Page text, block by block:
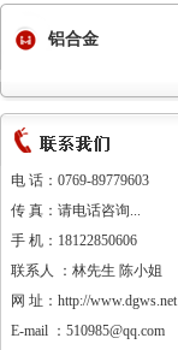
铝合金
电 话：0769-89779603
传 真：请电话咨询...
手 机：18122850606
联系人 ：林先生 陈小姐
网 址：http://www.dgws.net
E-mail ：510985@qq.com